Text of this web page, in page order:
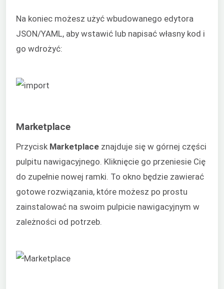
Na koniec możesz użyć wbudowanego edytora
JSON/YAML, aby wstawić lub napisać własny kod i
go wdrożyć:
Marketplace
Przycisk Marketplace znajduje się w górnej części
pulpitu nawigacyjnego. Kliknięcie go przeniesie Cię
do zupełnie nowej ramki. To okno będzie zawierać
gotowe rozwiązania, które możesz po prostu
zainstalować na swoim pulpicie nawigacyjnym w
zależności od potrzeb.